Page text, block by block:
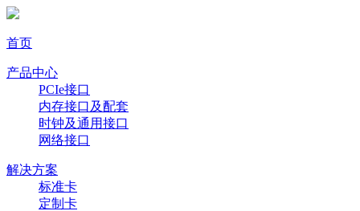
首页
产品中心
PCIe接口
内存接口及配套
时钟及通用接口
网络接口
解决方案
标准卡
定制卡